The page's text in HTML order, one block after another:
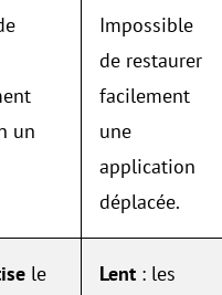
un
Impossible
de restaurer
facilement
une
application
déplacée.
le
Lent : les